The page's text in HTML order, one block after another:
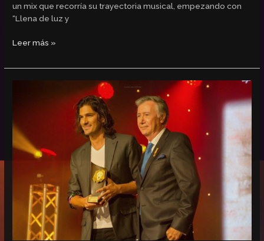
un mix que recorría su trayectoria musical, empezando con
“Llena de luz y
Leer más »
Latino
de
Oro
Cantante
Masculino
2017